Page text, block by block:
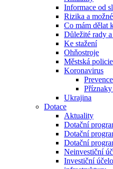
Informace od
Rizika a
Co mám dělat
Důležité rady
Ke stažení
Ohňostroje
Městská policie
Koronavirus
Ukrajina
Dotace
Aktuality
Dotační
Dotační
Dotační
Neinvestiční
Investiční